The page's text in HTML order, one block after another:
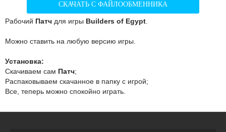
СКАЧАТЬ С ФАЙЛООБМЕННИКА
Рабочий Патч для игры Builders of Egypt
Можно ставить на любую версию игры.
Установка:
Скачиваем сам Патч;
Распаковываем скачанное в папку с игрой;
Все, теперь можно спокойно играть.